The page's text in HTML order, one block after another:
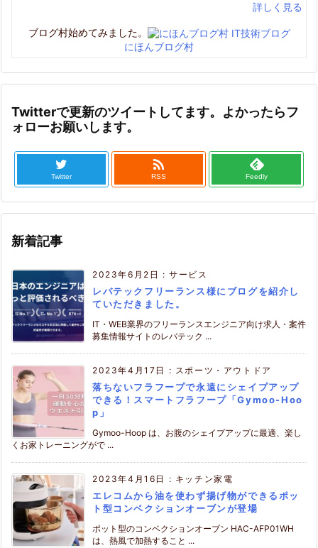
詳しく見る
ブログ村始めてみました。
にほんブログ村
Twitterで更新のツイートしてます。よかったらフ
ォローお願いします。
Twitter

RSS Feedly
新着記事
2023年6月2日 :サービス
レバテックフリーランス様にブログを紹介し
ていただきました。
IT・WEB業界のフリーランスエンジニア向け求人・案件
募集情報サイトのレバテック ...
2023年4月17日 : スポーツ・アウトドア
落ちないフラフープで永遠にシェイプアップ
できる！スマートフラフープ「Gymoo-Hoo
p」
Gymoo-Hoop は、お腹のシェイプアップに最適、楽し
くお家トレーニングがで ...
2023年4月16日 : キッチン家電
エレコムから油を使わず揚げ物ができるポッ
ト型コンベクションオーブンが登場
ポット型のコンベクションオーブン HAC-AFP01WH
は、熱風で加熱すること ...